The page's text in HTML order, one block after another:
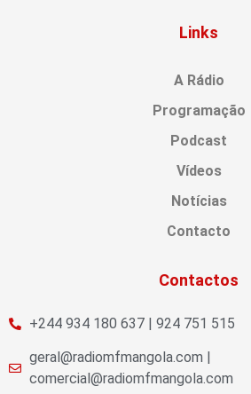
Links
A Rádio
Programação
Podcast
Vídeos
Notícias
Contacto
Contactos
+244 934 180 637 | 924 751 515
geral@radiomfmangola.com |
comercial@radiomfmangola.com